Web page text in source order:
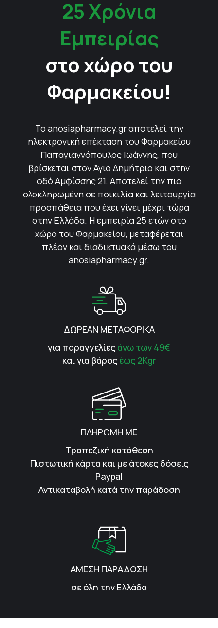
25 Χρόνια
Εμπειρίας
στο χώρο του
Φαρμακείου!
Το anosiapharmacy.gr αποτελεί την
ηλεκτρονική επέκταση του Φαρμακείου
Παπαγιαννόπουλος Ιωάννης, που
βρίσκεται στον Άγιο Δημήτριο και στην
οδό Αμφίσσης 21. Αποτελεί την πιο
ολοκληρωμένη σε ποικιλία και λειτουργία
προσπάθεια που έχει γίνει μέχρι τώρα
στην Ελλάδα. Η εμπειρία 25 ετών στο
χώρο του Φαρμακείου, μεταφέρεται
πλέον και διαδικτυακά μέσω του
anosiapharmacy.gr.
ΔΩΡΕΑΝ ΜΕΤΑΦΟΡΙΚΑ
για παραγγελίες άνω των 49€
και για βάρος έως 2Kgr
ΠΛΗΡΩΜΗ ΜΕ
Τραπεζική κατάθεση
Πιστωτική κάρτα και με άτοκες δόσεις
Paypal
Αντικαταβολή κατά την παράδοση
ΑΜΕΣΗ ΠΑΡΑΔΟΣΗ
σε όλη την Ελλάδα